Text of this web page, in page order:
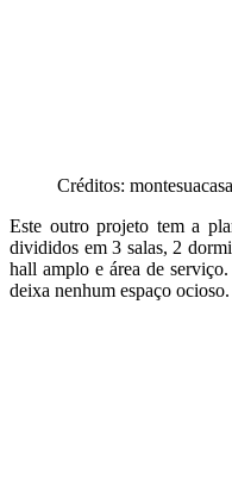
Créditos:
Este outro projeto tem a
divididos em 3 salas, 2
hall amplo e área de
deixa nenhum espaço ocioso.